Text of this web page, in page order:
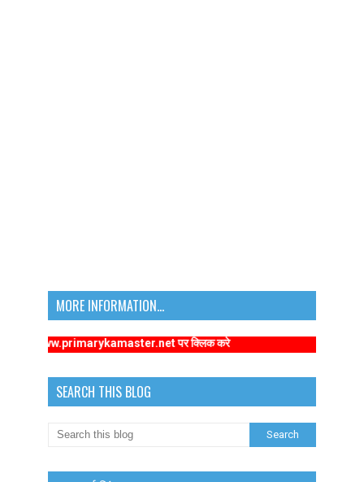
MORE INFORMATION...
www.primarykamaster.net पर क्लिक करे
SEARCH THIS BLOG